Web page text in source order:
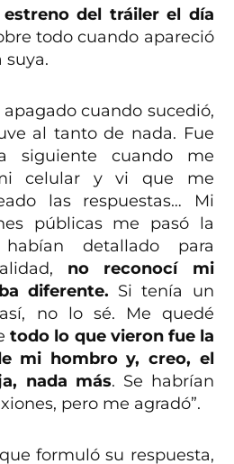
del tráiler el día
todo cuando apareció
suya.
cuando sucedió,
al tanto de nada. Fue
siguiente cuando me
celular y vi que me
las respuestas… Mi
públicas me pasó la
detallado para
no reconocí mi
diferente. Si tenía un
no lo sé. Me quedé
todo lo que vieron fue la
mi hombro y, creo, el
nada más. Se habrían
pero me agradó”.
formuló su respuesta,